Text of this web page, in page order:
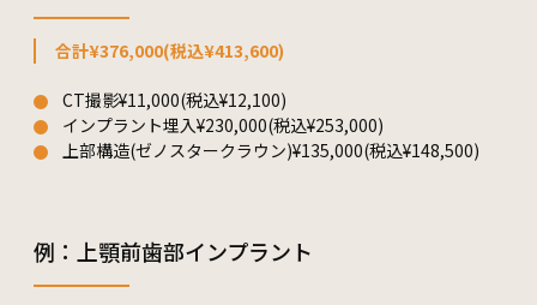
合計¥376,000(税込¥413,600)
CT撮影¥11,000(税込¥12,100)
インプラント埋入¥230,000(税込¥253,000)
上部構造(ゼノスタークラウン)¥135,000(税込¥148,500)
例：上顎前歯部インプラント